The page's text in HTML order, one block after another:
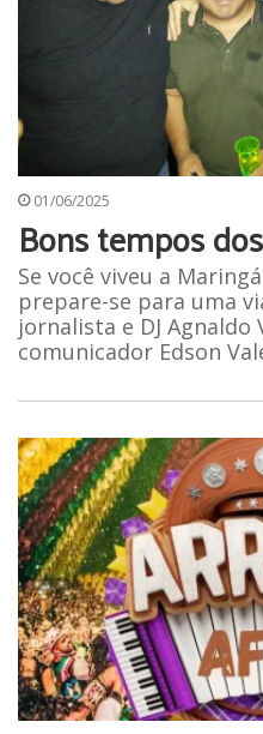
01/06/2025
Bons tempos
Se você viveu a
prepare-se para uma
jornalista e DJ
comunicador Edson